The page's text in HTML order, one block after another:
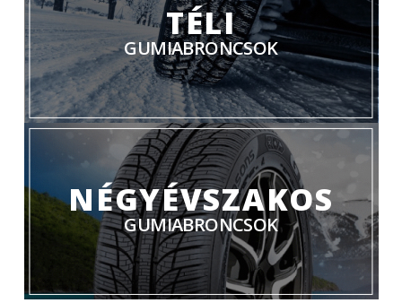
TÉLI
GUMIABRONCSOK
NÉGYÉVSZAKOS
GUMIABRONCSOK